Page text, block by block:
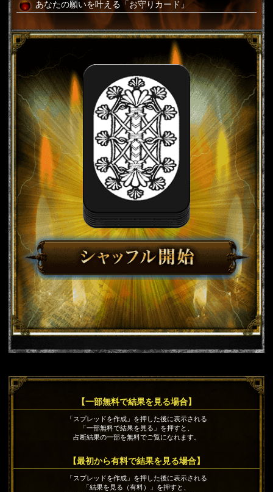
あなたの願いを叶える「お守りカード」
【一部無料で結果を見る場合】
「スプレッドを作成」を押した後に表示される
「一部無料で結果を見る」を押すと、
占断結果の一部を無料でご覧になれます。
【最初から有料で結果を見る場合】
「スプレッドを作成」を押した後に表示される
「結果を見る（有料）」を押すと、